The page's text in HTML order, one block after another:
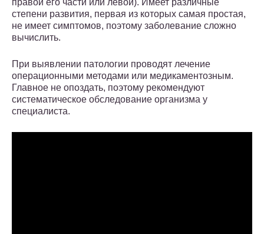
правой его части или левой). Имеет различные
степени развития, первая из которых самая простая,
не имеет симптомов, поэтому заболевание сложно
вычислить.
При выявлении патологии проводят лечение
операционными методами или медикаментозным.
Главное не опоздать, поэтому рекомендуют
систематическое обследование организма у
специалиста.